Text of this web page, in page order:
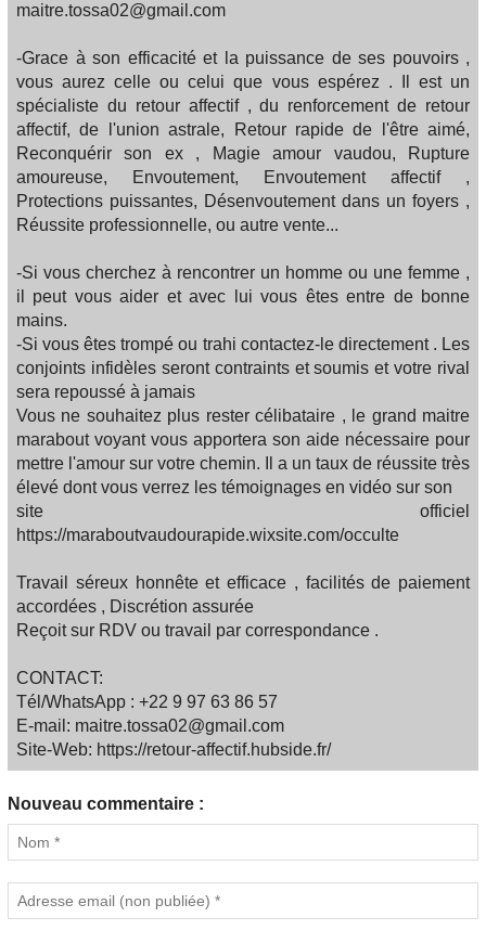
maitre.tossa02@gmail.com
-Grace à son efficacité et la puissance de ses pouvoirs ,
vous aurez celle ou celui que vous espérez . Il est un
spécialiste du retour affectif , du renforcement de retour
affectif, de l'union astrale, Retour rapide de l'être aimé,
Reconquérir son ex , Magie amour vaudou, Rupture
amoureuse, Envoutement, Envoutement affectif ,
Protections puissantes, Désenvoutement dans un foyers ,
Réussite professionnelle, ou autre vente...
-Si vous cherchez à rencontrer un homme ou une femme ,
il peut vous aider et avec lui vous êtes entre de bonne
mains.
-Si vous êtes trompé ou trahi contactez-le directement . Les
conjoints infidèles seront contraints et soumis et votre rival
sera repoussé à jamais
Vous ne souhaitez plus rester célibataire , le grand maitre
marabout voyant vous apportera son aide nécessaire pour
mettre l'amour sur votre chemin. Il a un taux de réussite très
élevé dont vous verrez les témoignages en vidéo sur son
site officiel
https://maraboutvaudourapide.wixsite.com/occulte
Travail séreux honnête et efficace , facilités de paiement
accordées , Discrétion assurée
Reçoit sur RDV ou travail par correspondance .
CONTACT:
Tél/WhatsApp : +22 9 97 63 86 57
E-mail: maitre.tossa02@gmail.com
Site-Web: https://retour-affectif.hubside.fr/
Nouveau commentaire :